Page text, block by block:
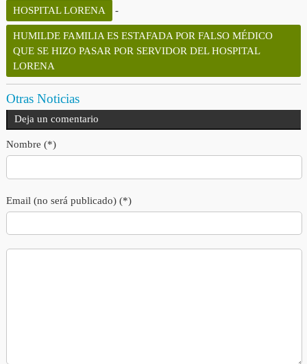
HOSPITAL LORENA -
HUMILDE FAMILIA ES ESTAFADA POR FALSO MÉDICO
QUE SE HIZO PASAR POR SERVIDOR DEL HOSPITAL
LORENA
Otras Noticias
Deja un comentario
Nombre (*)
Email (no será publicado) (*)